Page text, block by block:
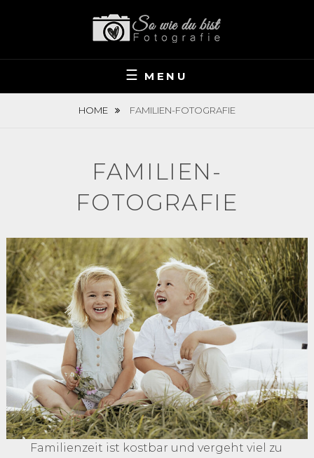
MENU
HOME FAMILIEN-FOTOGRAFIE
FAMILIEN-
FOTOGRAFIE
Familienzeit ist kostbar und vergeht viel zu